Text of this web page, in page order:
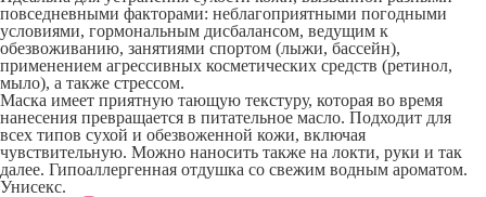
повседневными факторами: неблагоприятными погодными
условиями, гормональным дисбалансом, ведущим к
обезвоживанию, занятиями спортом (лыжи, бассейн),
применением агрессивных косметических средств (ретинол,
мыло), а также стрессом.
Маска имеет приятную тающую текстуру, которая во время
нанесения превращается в питательное масло. Подходит для
всех типов сухой и обезвоженной кожи, включая
чувствительную. Можно наносить также на локти, руки и так
далее. Гипоаллергенная отдушка со свежим водным ароматом.
Унисекс.